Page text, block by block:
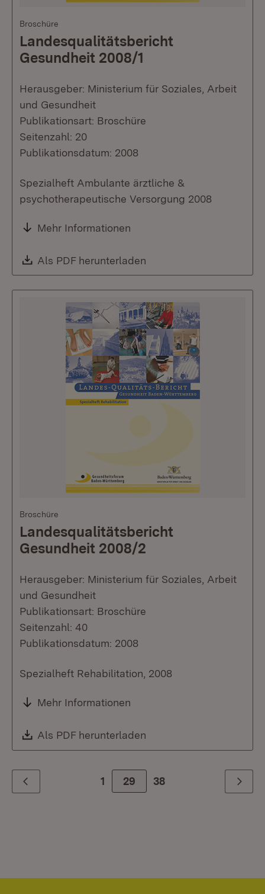
Broschüre
Landesqualitätsbericht
Gesundheit 2008/1
Herausgeber: Ministerium für Soziales, Arbeit
und Gesundheit
Publikationsart: Broschüre
Seitenzahl: 20
Publikationsdatum: 2008
Spezialheft Ambulante ärztliche &
psychotherapeutische Versorgung 2008
Mehr Informationen
Download:
Als PDF herunterladen
Broschüre
Landesqualitätsbericht
Gesundheit 2008/2
Herausgeber: Ministerium für Soziales, Arbeit
und Gesundheit
Publikationsart: Broschüre
Seitenzahl: 40
Publikationsdatum: 2008
Spezialheft Rehabilitation, 2008
Mehr Informationen
Download:
Als PDF herunterladen
Zurück 1 Zur Seite
29 38 Weiter